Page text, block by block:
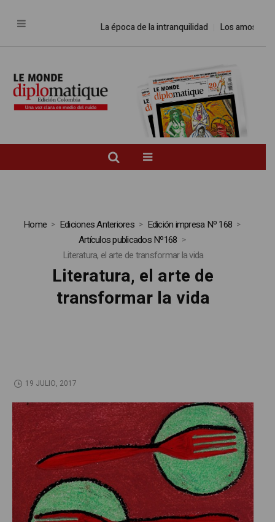
La época de la intranquilidad Los amos del
Home Ediciones Anteriores
Edición impresa Nº 168
Artículos publicados Nº168
Literatura, el arte de transformar la vida
Literatura, el arte de
transformar la vida
19 JULIO, 2017